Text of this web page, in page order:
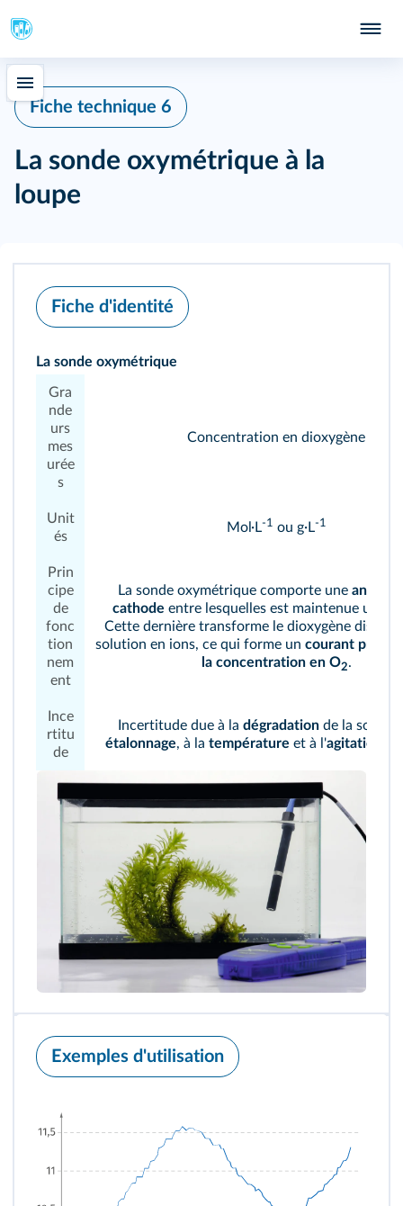
Fiche technique 6
La sonde oxymétrique à la
loupe
Fiche d'identité
La sonde oxymétrique
Gra
nde
urs
mes
urée
s
Concentration en dioxygène
Unit
és
Mol·L-1 ou g·L-1
Prin
cipe
de
fonc
tion
nem
ent
La sonde oxymétrique comporte une anode
cathode entre lesquelles est maintenue une
Cette dernière transforme le dioxygène dissous
solution en ions, ce qui forme un courant
la concentration en O2.
Ince
rtitu
de
Incertitude due à la dégradation de la sonde,
étalonnage, à la température et à l'agitation
Exemples d'utilisation